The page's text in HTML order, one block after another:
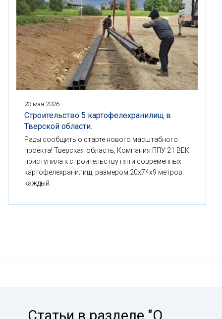
23 мая 2026
Строительство 5 картофелехранилищ в
Тверской области.
Рады сообщить о старте нового масштабного
проекта! Тверская область, Компания ППУ 21 ВЕК
приступила к строительству пяти современных
картофелехранилищ, размером 20x74x9 метров
каждый.
Статьи в разделе "О